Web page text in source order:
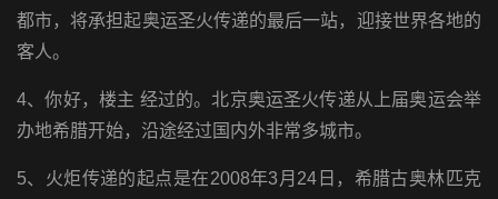
都市，将承担起奥运圣火传递的最后一站，迎接世界各地的
客人。
4、你好，楼主 经过的。北京奥运圣火传递从上届奥运会举
办地希腊开始，沿途经过国内外非常多城市。
5、火炬传递的起点是在2008年3月24日，希腊古奥林匹克